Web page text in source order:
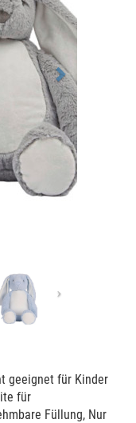
geeignet für Kinder
für
Füllung, Nur